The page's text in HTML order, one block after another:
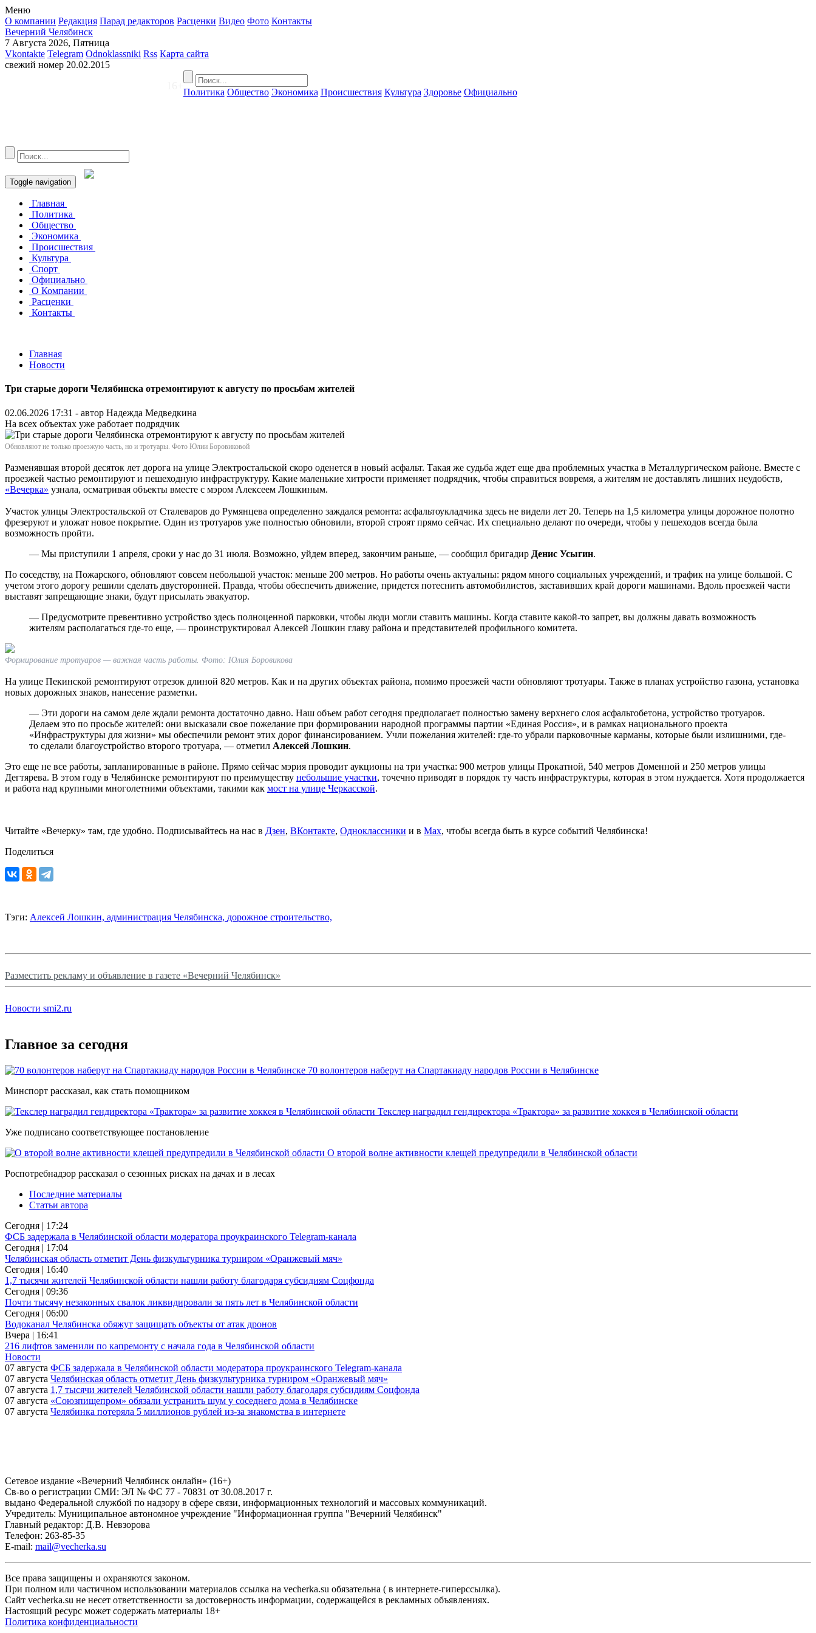
Меню
О компании Редакция Парад редакторов Расценки Видео Фото Контакты
Вечерний Челябинск
7 Августа 2026, Пятница
Vkontakte Telegram Odnoklassniki Rss Карта сайта
свежий номер 20.02.2015
Политика Общество Экономика Происшествия Культура Здоровье Официально
Toggle navigation
Главная
Политика
Общество
Экономика
Происшествия
Культура
Спорт
Официально
О Компании
Расценки
Контакты
Главная
Новости
Три старые дороги Челябинска отремонтируют к августу по просьбам жителей
02.06.2026 17:31 - автор Надежда Медведкина
На всех объектах уже работает подрядчик
Обновляют не только проезжую часть, но и тротуары. Фото Юлии Боровиковой
Разменявшая второй десяток лет дорога на улице Электростальской скоро оденется в новый асфальт. Такая же судьба ждет еще два проблемных участка в Металлургическом районе. Вместе с
проезжей частью ремонтируют и пешеходную инфраструктуру. Какие маленькие хитрости применяет подрядчик, чтобы справиться вовремя, а жителям не доставлять лишних неудобств,
«Вечерка» узнала, осматривая объекты вместе с мэром Алексеем Лошкиным.
Участок улицы Электростальской от Сталеваров до Румянцева определенно заждался ремонта: асфальтоукладчика здесь не видели лет 20. Теперь на 1,5 километра улицы дорожное полотно
фрезеруют и уложат новое покрытие. Один из тротуаров уже полностью обновили, второй строят прямо сейчас. Их специально делают по очереди, чтобы у пешеходов всегда была
возможность пройти.
— Мы приступили 1 апреля, сроки у нас до 31 июля. Возможно, уйдем вперед, закончим раньше, — сообщил бригадир Денис Усыгин.
По соседству, на Пожарского, обновляют совсем небольшой участок: меньше 200 метров. Но работы очень актуальны: рядом много социальных учреждений, и трафик на улице большой. С
учетом этого дорогу решили сделать двусторонней. Правда, чтобы обеспечить движение, придется потеснить автомобилистов, заставивших край дороги машинами. Вдоль проезжей части
выставят запрещающие знаки, будут присылать эвакуатор.
— Предусмотрите превентивно устройство здесь полноценной парковки, чтобы люди могли ставить машины. Когда ставите какой-то запрет, вы должны давать возможность
жителям располагаться где-то еще, — проинструктировал Алексей Лошкин главу района и представителей профильного комитета.
Формирование тротуаров — важная часть работы. Фото: Юлия Боровикова
На улице Пекинской ремонтируют отрезок длиной 820 метров. Как и на других объектах района, помимо проезжей части обновляют тротуары. Также в планах устройство газона, установка
новых дорожных знаков, нанесение разметки.
— Эти дороги на самом деле ждали ремонта достаточно давно. Наш объем работ сегодня предполагает полностью замену верхнего слоя асфальтобетона, устройство тротуаров.
Делаем это по просьбе жителей: они высказали свое пожелание при формировании народной программы партии «Единая Россия», и в рамках национального проекта
«Инфраструктуры для жизни» мы обеспечили ремонт этих дорог финансированием. Учли пожелания жителей: где-то убрали парковочные карманы, которые были излишними, где-
то сделали благоустройство второго тротуара, — отметил Алексей Лошкин.
Это еще не все работы, запланированные в районе. Прямо сейчас мэрия проводит аукционы на три участка: 900 метров улицы Прокатной, 540 метров Доменной и 250 метров улицы
Дегтярева. В этом году в Челябинске ремонтируют по преимуществу небольшие участки, точечно приводят в порядок ту часть инфраструктуры, которая в этом нуждается. Хотя продолжается
и работа над крупными многолетними объектами, такими как мост на улице Черкасской.
Читайте «Вечерку» там, где удобно. Подписывайтесь на нас в Дзен, ВКонтакте, Одноклассники и в Max, чтобы всегда быть в курсе событий Челябинска!
Поделиться
Тэги: Алексей Лошкин, администрация Челябинска, дорожное строительство,
Разместить рекламу и объявление в газете «Вечерний Челябинск»
Новости smi2.ru
Главное за сегодня
70 волонтеров наберут на Спартакиаду народов России в Челябинске
Минспорт рассказал, как стать помощником
Текслер наградил гендиректора «Трактора» за развитие хоккея в Челябинской области
Уже подписано соответствующее постановление
О второй волне активности клещей предупредили в Челябинской области
Роспотребнадзор рассказал о сезонных рисках на дачах и в лесах
Последние материалы
Статьи автора
Сегодня | 17:24
ФСБ задержала в Челябинской области модератора проукраинского Telegram-канала
Сегодня | 17:04
Челябинская область отметит День физкультурника турниром «Оранжевый мяч»
Сегодня | 16:40
1,7 тысячи жителей Челябинской области нашли работу благодаря субсидиям Соцфонда
Сегодня | 09:36
Почти тысячу незаконных свалок ликвидировали за пять лет в Челябинской области
Сегодня | 06:00
Водоканал Челябинска обяжут защищать объекты от атак дронов
Вчера | 16:41
216 лифтов заменили по капремонту с начала года в Челябинской области
Новости
07 августа ФСБ задержала в Челябинской области модератора проукраинского Telegram-канала
07 августа Челябинская область отметит День физкультурника турниром «Оранжевый мяч»
07 августа 1,7 тысячи жителей Челябинской области нашли работу благодаря субсидиям Соцфонда
07 августа «Союзпищепром» обязали устранить шум у соседнего дома в Челябинске
07 августа Челябинка потеряла 5 миллионов рублей из-за знакомства в интернете
Сетевое издание «Вечерний Челябинск онлайн» (16+)
Cв-во о регистрации СМИ: ЭЛ № ФС 77 - 70831 от 30.08.2017 г.
выдано Федеральной службой по надзору в сфере связи, информационных технологий и массовых коммуникаций.
Учредитель: Муниципальное автономное учреждение "Информационная группа "Вечерний Челябинск"
Главный редактор: Д.В. Невзорова
Телефон: 263-85-35
E-mail: mail@vecherka.su
Все права защищены и охраняются законом.
При полном или частичном использовании материалов ссылка на vecherka.su обязательна ( в интернете-гиперссылка).
Сайт vecherka.su не несет ответственности за достоверность информации, содержащейся в рекламных объявлениях.
Настоящий ресурс может содержать материалы 18+
Политика конфиденциальности